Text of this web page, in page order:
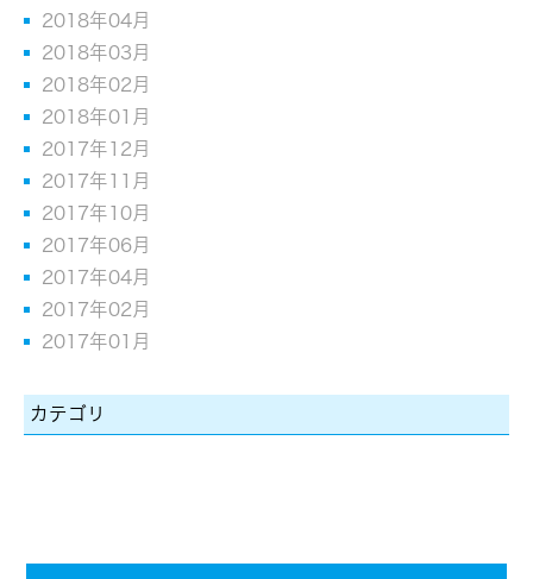
2018年04月
2018年03月
2018年02月
2018年01月
2017年12月
2017年11月
2017年10月
2017年06月
2017年04月
2017年02月
2017年01月
カテゴリ